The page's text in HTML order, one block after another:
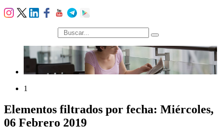
búsqueda
1
Elementos filtrados por fecha: Miércoles,
06 Febrero 2019